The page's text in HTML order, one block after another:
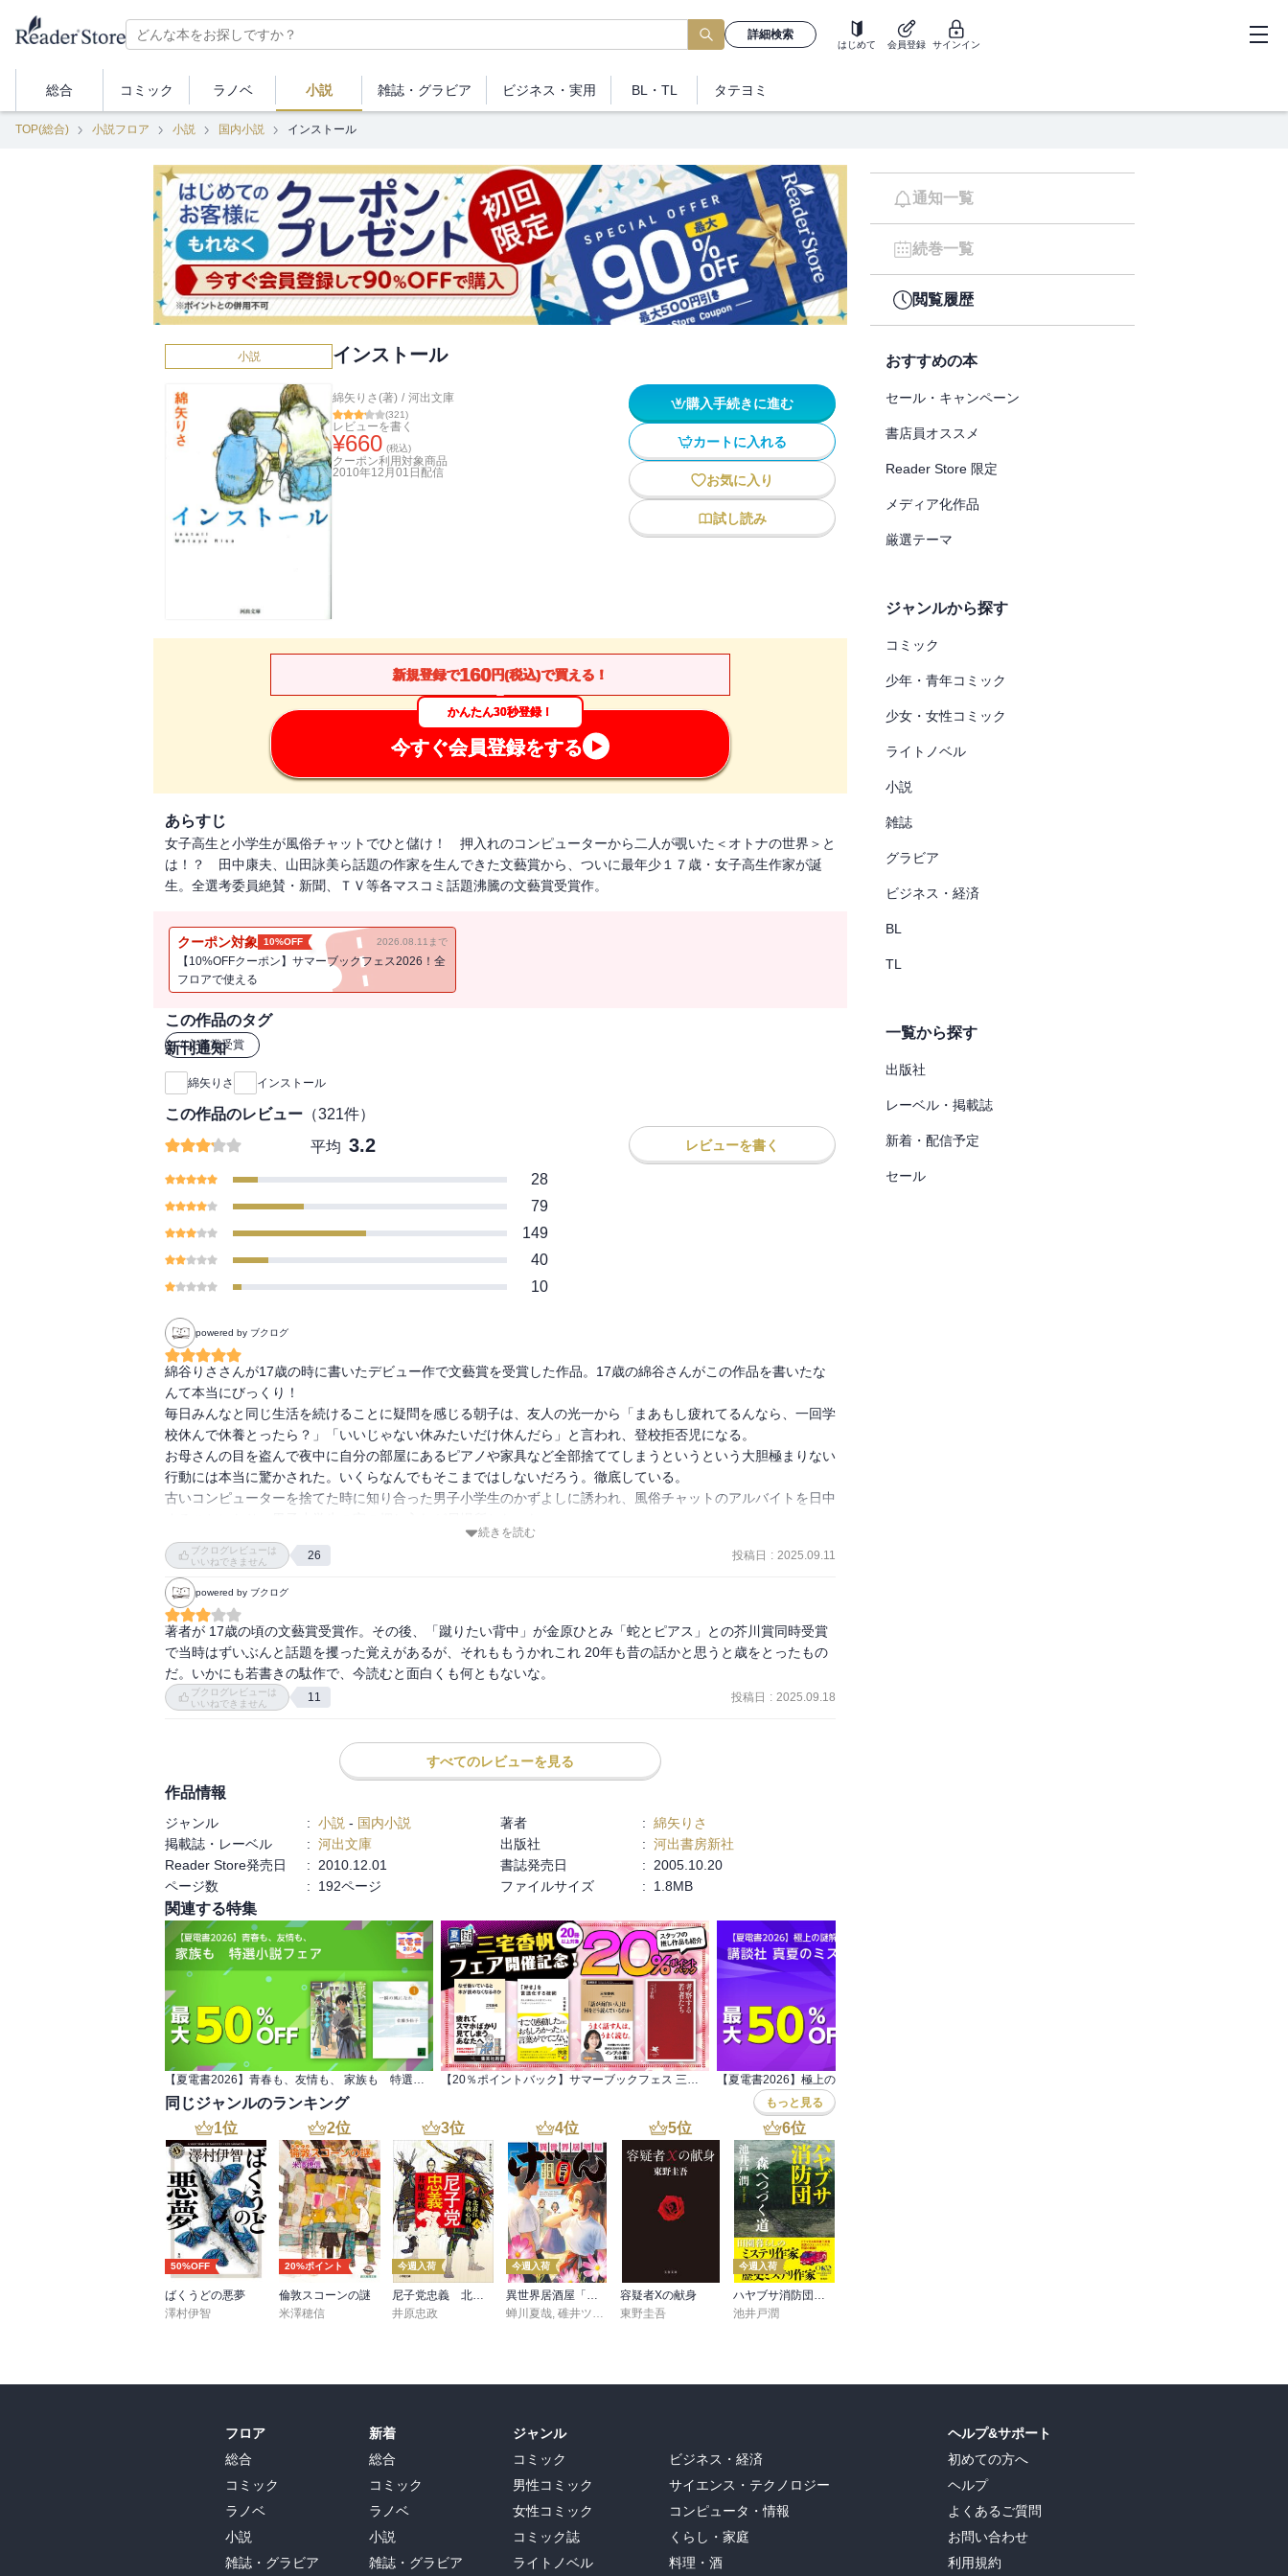
詳細検索
はじめて 会員登録 サインイン
総合 コミック ラノベ 小説 雑誌・ グラビア ビジネス ・実用 BL・TL タテヨミ
TOP(総合) 小説フロア 小説 国内小説 インストール
小説 インストール
綿矢りさ(著) / 河出文庫
(321)
レビューを書く
¥660 (税込)
クーポン利用対象商品
2010年12月01日 配信
購入手続きに進む
カートに入れる
お気に入り
試し読み
新規登録で160円(税込)で買える！
かんたん30秒登録！
今すぐ会員登録をする
あらすじ
女子高生と小学生が風俗チャットでひと儲け！ 押入れのコンピューターから二人が覗いた＜オトナの世界＞と
は！？ 田中康夫、山田詠美ら話題の作家を生んできた文藝賞から、ついに最年少１７歳・女子高生作家が誕
生。全選考委員絶賛・新聞、ＴＶ等各マスコミ話題沸騰の文藝賞受賞作。
クーポン対象 10%OFF 2026.08.11まで
【10%OFFクーポン】サマーブックフェス2026！全
フロアで使える
この作品のタグ
#文藝賞受賞
新刊通知
綿矢りさ インストール
この作品のレビュー （321件）
平均 3.2 レビューを書く
28
79
149
40
10
powered by ブクログ
綿谷りささんが17歳の時に書いたデビュー作で文藝賞を受賞した作品。17歳の綿谷さんがこの作品を書いたな
んて本当にびっくり！
毎日みんなと同じ生活を続けることに疑問を感じる朝子は、友人の光一から「まあもし疲れてるんなら、一回学
校休んで休養とったら？」「いいじゃない休みたいだけ休んだら」と言われ、登校拒否児になる。
お母さんの目を盗んで夜中に自分の部屋にあるピアノや家具など全部捨ててしまうというという大胆極まりない
行動には本当に驚かされた。いくらなんでもそこまではしないだろう。徹底している。
古いコンピューターを捨てた時に知り合った男子小学生のかずよしに誘われ、風俗チャットのアルバイトを日中
とにかく面白い。今まで読んだ本とは違う、新鮮さというか若々しさというか瑞々しさを感じさせる小説。
しかも、主人公の一つ一つの言葉に納得いや共感してしまう自分がいる。
かずよしという小学生の男の子も、言動が大人びているだけでなく物知りで、風俗チャットのアルバイトまで提
案してくるなんて。本当に小学生なのか、人生何回目なの？と思ってしまうほど。
現実の世界からネットの世界へ、そしてまた現実の世界へと戻ってくる朝子。本人は、『何が変わった？　何も
変わらない、私は未だ無個性のろくでなし。』と思っているが、『ただ、今私は人間に会いたいと感じている。
昔からの私を知っていて、そしてすぐに行き過ぎてしまわない、生身の人間達に沢山会って、その人達を大切に
したいと思った。忘れていた真面目な本能が体の奥でくすぶっていた』とあるように、ネットの世界でのやり取
りや母親とのやり取り等を通して、大きな成長を遂げたように思う。
続きを読む
ブクログレビューは
いいねできません
26 投稿日 : 2025.09.11
powered by ブクログ
著者が 17歳の頃の文藝賞受賞作。その後、「蹴りたい背中」が金原ひとみ「蛇とピアス」との芥川賞同時受賞
で当時はずいぶんと話題を攫った覚えがあるが、それももうかれこれ 20年も昔の話かと思うと歳をとったもの
だ。いかにも若書きの駄作で、今読むと面白くも何ともないな。
ブクログレビューは
いいねできません
11 投稿日 : 2025.09.18
すべてのレビューを見る
作品情報
ジャンル : 小説 - 国内小説 著者 : 綿矢りさ
掲載誌・レーベル
: 河出文庫 出版社 : 河出書房新社
Reader Store発売日
: 2010.12.01 書誌発売日 :
2005.10.20
ページ数
: 192ページ ファイルサイズ : 1.8MB
関連する特集
【夏電書2026】青春も、友情も、 家族も 特選小説フェア 【20％ポイントバック】サマーブックフェス 三宅香帆フェア開催記念！約20冊対象
同じジャンルのランキング もっと見る
1位
50%OFF
ばくうどの悪夢
澤村伊智
2位
20%ポイント
倫敦スコーンの謎
米澤穂信
3位
今週入荷
尼子党忠義 北近江合戦心得〈八〉
井原忠政
4位
今週入荷
異世界居酒屋「げん」三杯目
蝉川夏哉, 碓井ツカサ
5位
容疑者Xの献身
東野圭吾
6位
今週入荷
ハヤブサ消防団 森へつづく道
池井戸潤
通知一覧
続巻一覧
閲覧履歴
おすすめの本
セール・キャンペーン
書店員オススメ
Reader Store 限定
メディア化作品
厳選テーマ
ジャンルから探す
コミック
少年・青年コミック
少女・女性コミック
ライトノベル
小説
雑誌
グラビア
ビジネス・経済
BL
TL
一覧から探す
出版社
レーベル・掲載誌
新着・配信予定
セール
フロア
総合
コミック
ラノベ
小説
雑誌・グラビア
新着
総合
コミック
ラノベ
小説
雑誌・グラビア
ジャンル
コミック
男性コミック
女性コミック
コミック誌
ライトノベル
ビジネス・経済
サイエンス・テクノロジー
コンピュータ・情報
くらし・家庭
料理・酒
ヘルプ&サポート
初めての方へ
ヘルプ
よくあるご質問
お問い合わせ
利用規約